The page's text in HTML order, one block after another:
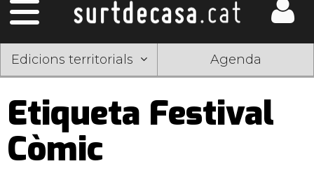
Edicions territorials Agenda
Etiqueta Festival
Còmic